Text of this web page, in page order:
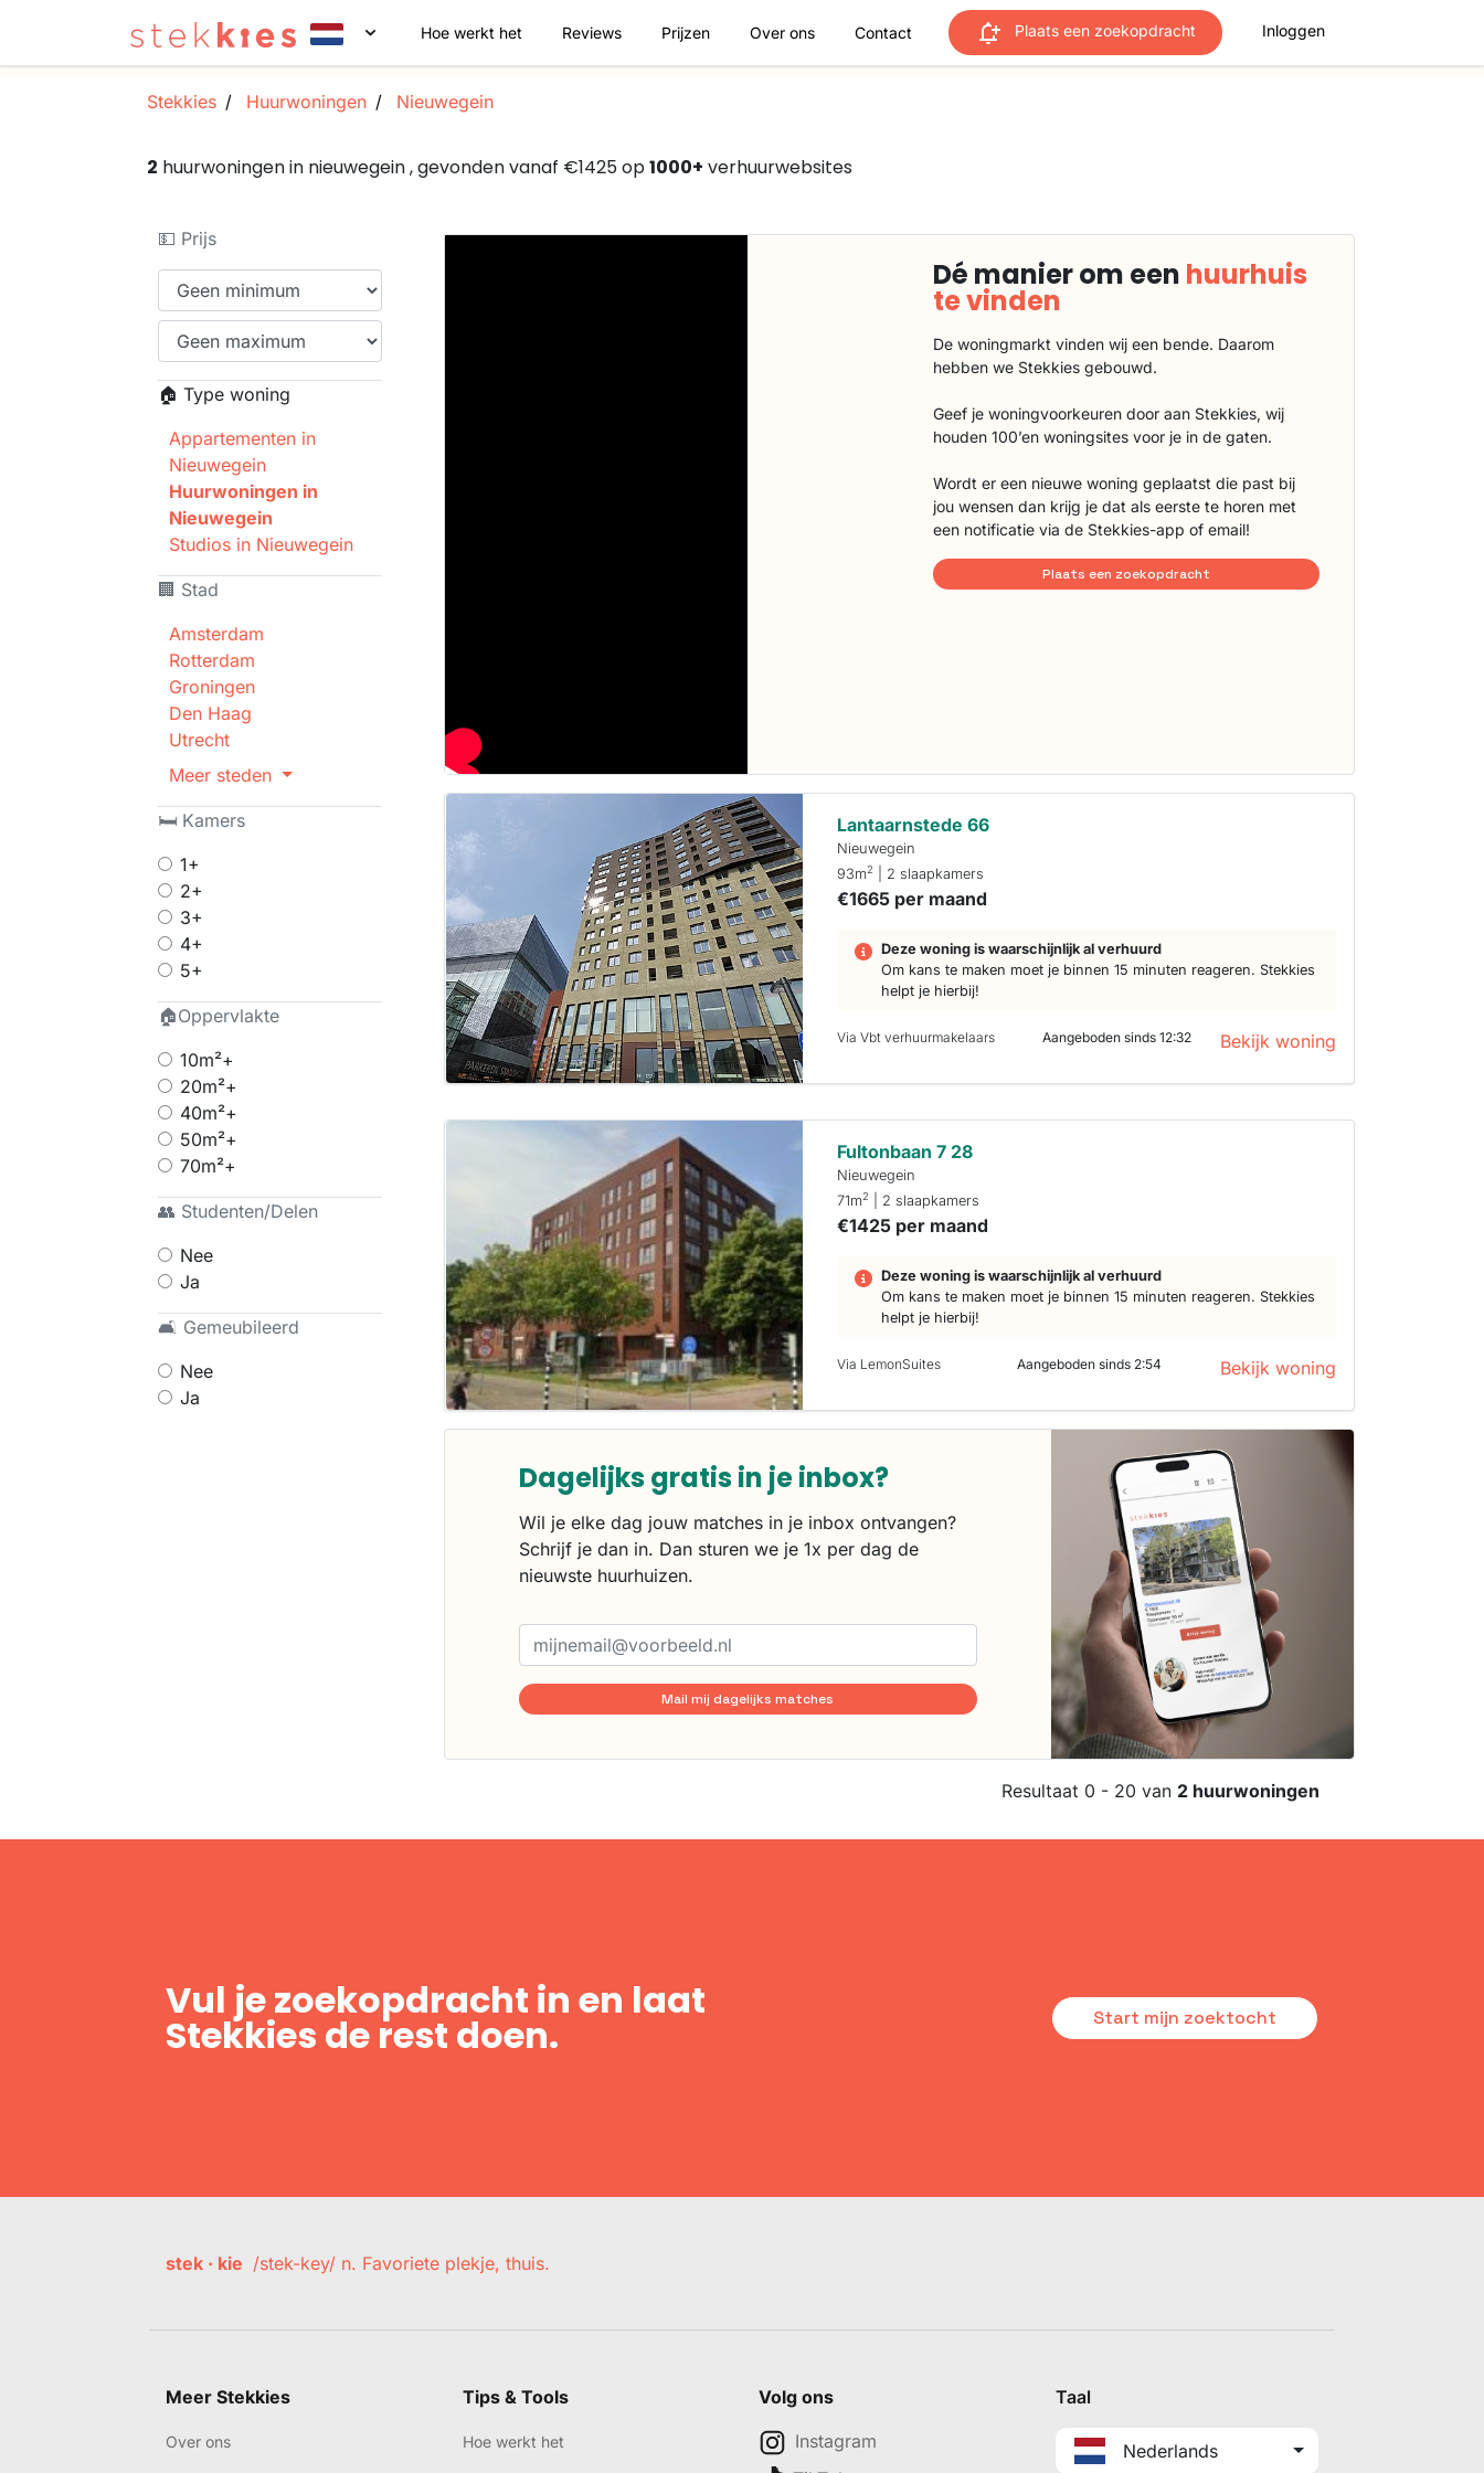
Hoe werkt het Reviews Prijzen Over ons Contact Plaats een zoekopdracht Inloggen
Stekkies Huurwoningen Nieuwegein
2 huurwoningen in nieuwegein , gevonden vanaf €1425 op1000+ verhuurwebsites
💵 Prijs
🏠 Type woning
Appartementen in
Nieuwegein
Huurwoningen in
Nieuwegein
Studios in Nieuwegein
🏢 Stad
Amsterdam
Rotterdam
Groningen
Den Haag
Utrecht
Meer steden
🛏 Kamers
1+
2+
3+
4+
5+
🏠Oppervlakte
10m²+
20m²+
40m²+
50m²+
70m²+
👥 Studenten/Delen
Nee
Ja
🛋 Gemeubileerd
Nee
Ja
Dé manier om een huurhuis
te vinden
De woningmarkt vinden wij een bende. Daarom
hebben we Stekkies gebouwd.
Geef je woningvoorkeuren door aan Stekkies, wij
houden 100’en woningsites voor je in de gaten.
Wordt er een nieuwe woning geplaatst die past bij
jou wensen dan krijg je dat als eerste te horen met
een notificatie via de Stekkies-app of email!
Plaats een zoekopdracht
Lantaarnstede 66
Nieuwegein
93m2 | 2 slaapkamers
€1665 per maand
Deze woning is waarschijnlijk al verhuurd
Om kans te maken moet je binnen 15 minuten reageren. Stekkies
helpt je hierbij!
Via Vbt verhuurmakelaars Aangeboden sinds 12:32 Bekijk woning
Fultonbaan 7 28
Nieuwegein
71m2 | 2 slaapkamers
€1425 per maand
Deze woning is waarschijnlijk al verhuurd
Om kans te maken moet je binnen 15 minuten reageren. Stekkies
helpt je hierbij!
Via LemonSuites Aangeboden sinds 2:54 Bekijk woning
Dagelijks gratis in je inbox?
Wil je elke dag jouw matches in je inbox ontvangen?
Schrijf je dan in. Dan sturen we je 1x per dag de
nieuwste huurhuizen.
Mail mij dagelijks matches
Resultaat 0 - 20 van 2 huurwoningen
Vul je zoekopdracht in en laat
Stekkies de rest doen. Start mijn zoektocht
stek · kie /stek-key/ n. Favoriete plekje, thuis.
Meer Stekkies
Over ons
Tips & Tools
Hoe werkt het
Volg ons
Instagram
Taal
Nederlands